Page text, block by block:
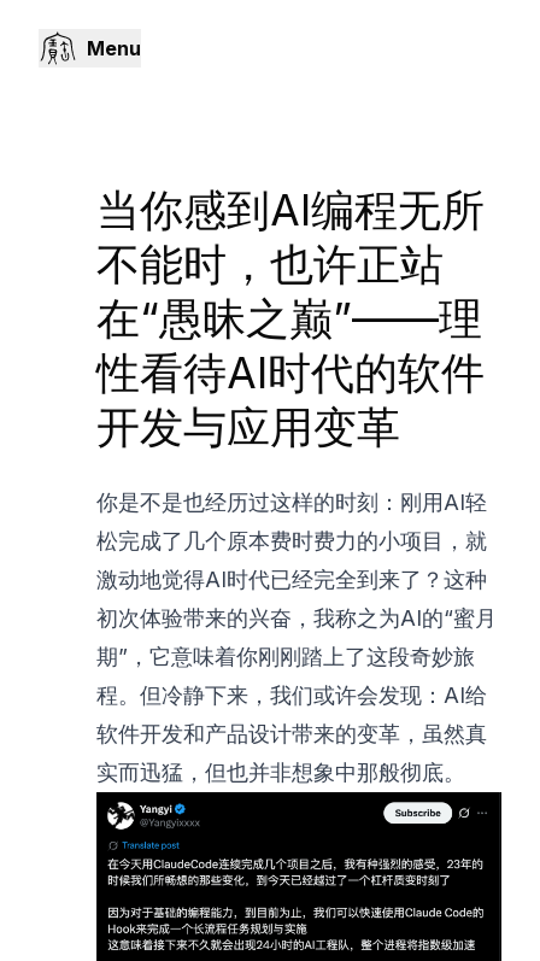
Menu
当你感到AI编程无所
不能时，也许正站
在“愚昧之巅”——理
性看待AI时代的软件
开发与应用变革
你是不是也经历过这样的时刻：刚用AI轻
松完成了几个原本费时费力的小项目，就
激动地觉得AI时代已经完全到来了？这种
初次体验带来的兴奋，我称之为AI的“蜜月
期”，它意味着你刚刚踏上了这段奇妙旅
程。但冷静下来，我们或许会发现：AI给
软件开发和产品设计带来的变革，虽然真
实而迅猛，但也并非想象中那般彻底。